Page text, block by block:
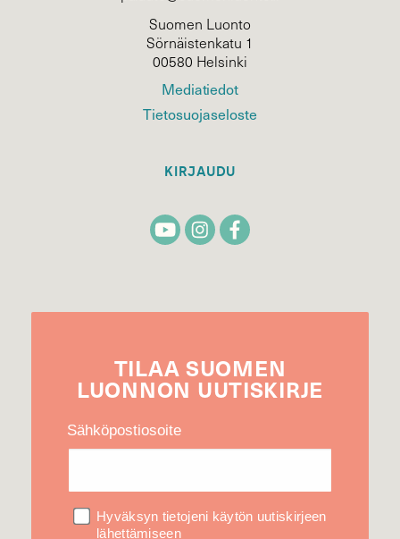
Suomen Luonto
Sörnäistenkatu 1
00580 Helsinki
Mediatiedot
Tietosuojaseloste
KIRJAUDU
TILAA SUOMEN
LUONNON UUTIS­KIRJE
Sähköpostiosoite
Hyväksyn tietojeni käytön uutiskirjeen
lähettämiseen